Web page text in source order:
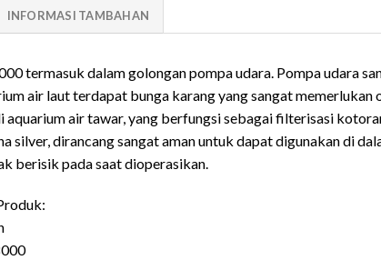
INFORMASI TAMBAHAN
termasuk dalam golongan pompa udara. Pompa udara
air laut terdapat bunga karang yang sangat
aquarium air tawar, yang berfungsi sebagai filterisasi
silver, dirancang sangat aman untuk dapat digunakan di
berisik pada saat dioperasikan.